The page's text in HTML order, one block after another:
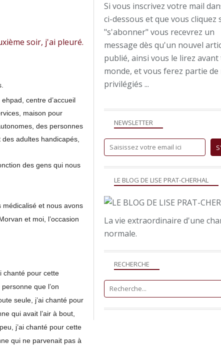
centre d’accueil
maison pour
des personnes
adultes handicapés,
des gens qui nous
médicalisé et nous avons
et moi, l’occasion
chanté pour cette
que l’on
seule, j’ai chanté pour
qui avait l’air à bout,
j’ai chanté pour cette
qui ne parvenait pas à
NEWSLETTER
RECHERCHE
LE BLOG DE LISE PRAT-CHERHAL
La vie extraordinaire d'une
normale.
Si vous inscrivez votre mail
ci-dessous et que vous cliquez
"s'abonner" vous recevrez un
message dès qu'un nouvel
publié, ainsi vous le lirez
monde, et vous ferez partie de
privilégiés ...